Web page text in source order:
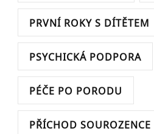
PRVNÍ ROKY S DÍTĚTEM
PSYCHICKÁ PODPORA
PÉČE PO PORODU
PŘÍCHOD SOUROZENCE